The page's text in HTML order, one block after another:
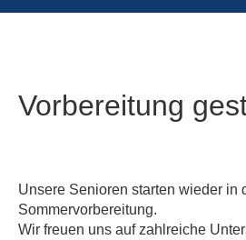
Vorbereitung
Unsere Senioren starten wieder in
Sommervorbereitung.
Wir freuen uns auf zahlreiche